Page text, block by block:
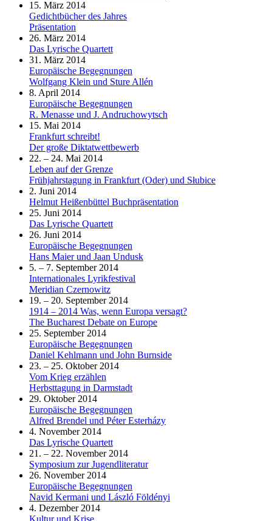
15. März 2014
Gedichtbücher des Jahres
Präsentation
26. März 2014
Das Lyrische Quartett
31. März 2014
Europäische Begegnungen
Wolfgang Klein und Sture Allén
8. April 2014
Europäische Begegnungen
R. Menasse und J. Andruchowytsch
15. Mai 2014
Frankfurt schreibt!
Der große Diktatwettbewerb
22. – 24. Mai 2014
Leben auf der Grenze
Frühjahrstagung in Frankfurt (Oder) und Słubice
2. Juni 2014
Helmut Heißenbüttel Buchpräsentation
25. Juni 2014
Das Lyrische Quartett
26. Juni 2014
Europäische Begegnungen
Hans Maier und Jaan Undusk
5. – 7. September 2014
Internationales Lyrikfestival
Meridian Czernowitz
19. – 20. September 2014
1914 – 2014 Was, wenn Europa versagt?
The Bucharest Debate on Europe
25. September 2014
Europäische Begegnungen
Daniel Kehlmann und John Burnside
23. – 25. Oktober 2014
Vom Krieg erzählen
Herbsttagung in Darmstadt
29. Oktober 2014
Europäische Begegnungen
Alfred Brendel und Péter Esterházy
4. November 2014
Das Lyrische Quartett
21. – 22. November 2014
Symposium zur Jugendliteratur
26. November 2014
Europäische Begegnungen
Navid Kermani und László Földényi
4. Dezember 2014
Kultur und Krise